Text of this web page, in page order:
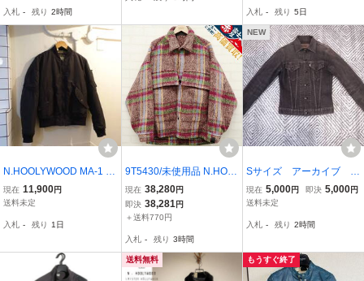
ゾン バーガンディー
入札 - 残り 2時間
ー ラムレザー ブラウン/
入札 - 残り 5日
N.HOOLYWOOD MA-1 エ
ヌハリッド 中綿 ジャケッ
ト サイズ38 992-BL01
現在 11,900円
送料未定
入札 - 残り 1日
9T5430/未使用品 N.HOO
LYWOOD CPO BLOUSO
N 2242-BL05-008 エヌハ
リウッド ブルゾン ジャケ
現在 38,280円
即決 38,281 円
＋送料770円
入札 - 残り 3時間
NEW
Sサイズ アーカイブ ミ
スターハリウッド×リーバ
イス後染め 70505ブラ
ヌハリ LEVIS×N.HOLLY
現在 5,000円 即決 5,000円
送料未定
入札 - 残り 2時間
送料無料 もうすぐ終了